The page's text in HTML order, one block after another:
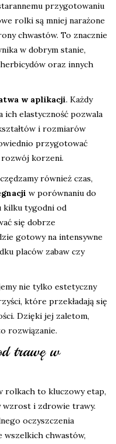
przygotowaniu
rolki są mniej narażone
chwastów. To znacznie
w dobrym stanie,
oraz innych
w aplikacji. Każdy
ich elastyczność pozwala
i rozmiarów
przygotować
rozwój korzeni.
również czas,
w porównaniu do
kilku tygodni od
się dobrze
gotowy na intensywne
placów zabaw czy
nie tylko estetyczny
które przekładają się
Dzięki jej zaletom,
rozwiązanie.
trawę w
rolkach to kluczowy etap,
wzrost i zdrowie trawy.
oczyszczenia
wszelkich chwastów,